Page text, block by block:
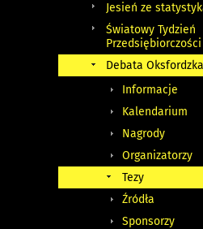
Jesień ze
Światowy Tydzień
Przedsiębiorczości
Debata Oksfordzka
Informacje
Kalendarium
Nagrody
Organizatorzy
Tezy
Źródła
Sponsorzy